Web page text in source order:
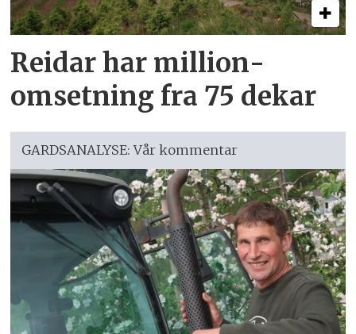
Reidar har million­
omsetning fra 75 dekar
GARDSANALYSE: Vår kommentar